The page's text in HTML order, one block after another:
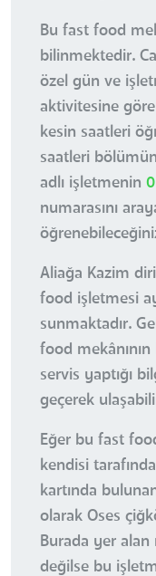
Bu fast food
bilinmektedir.
özel gün ve
aktivitesine
kesin saatleri
saatleri
adlı işletmenin
numarasını
Aliağa Kazim
food işletmesi
sunmaktadır.
food
servis yaptığı
geçerek
Eğer bu fast
kendisi
kartında
olarak Oses
Burada yer
değilse bu